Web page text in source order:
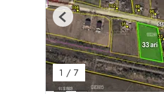
1 / 7
Previous